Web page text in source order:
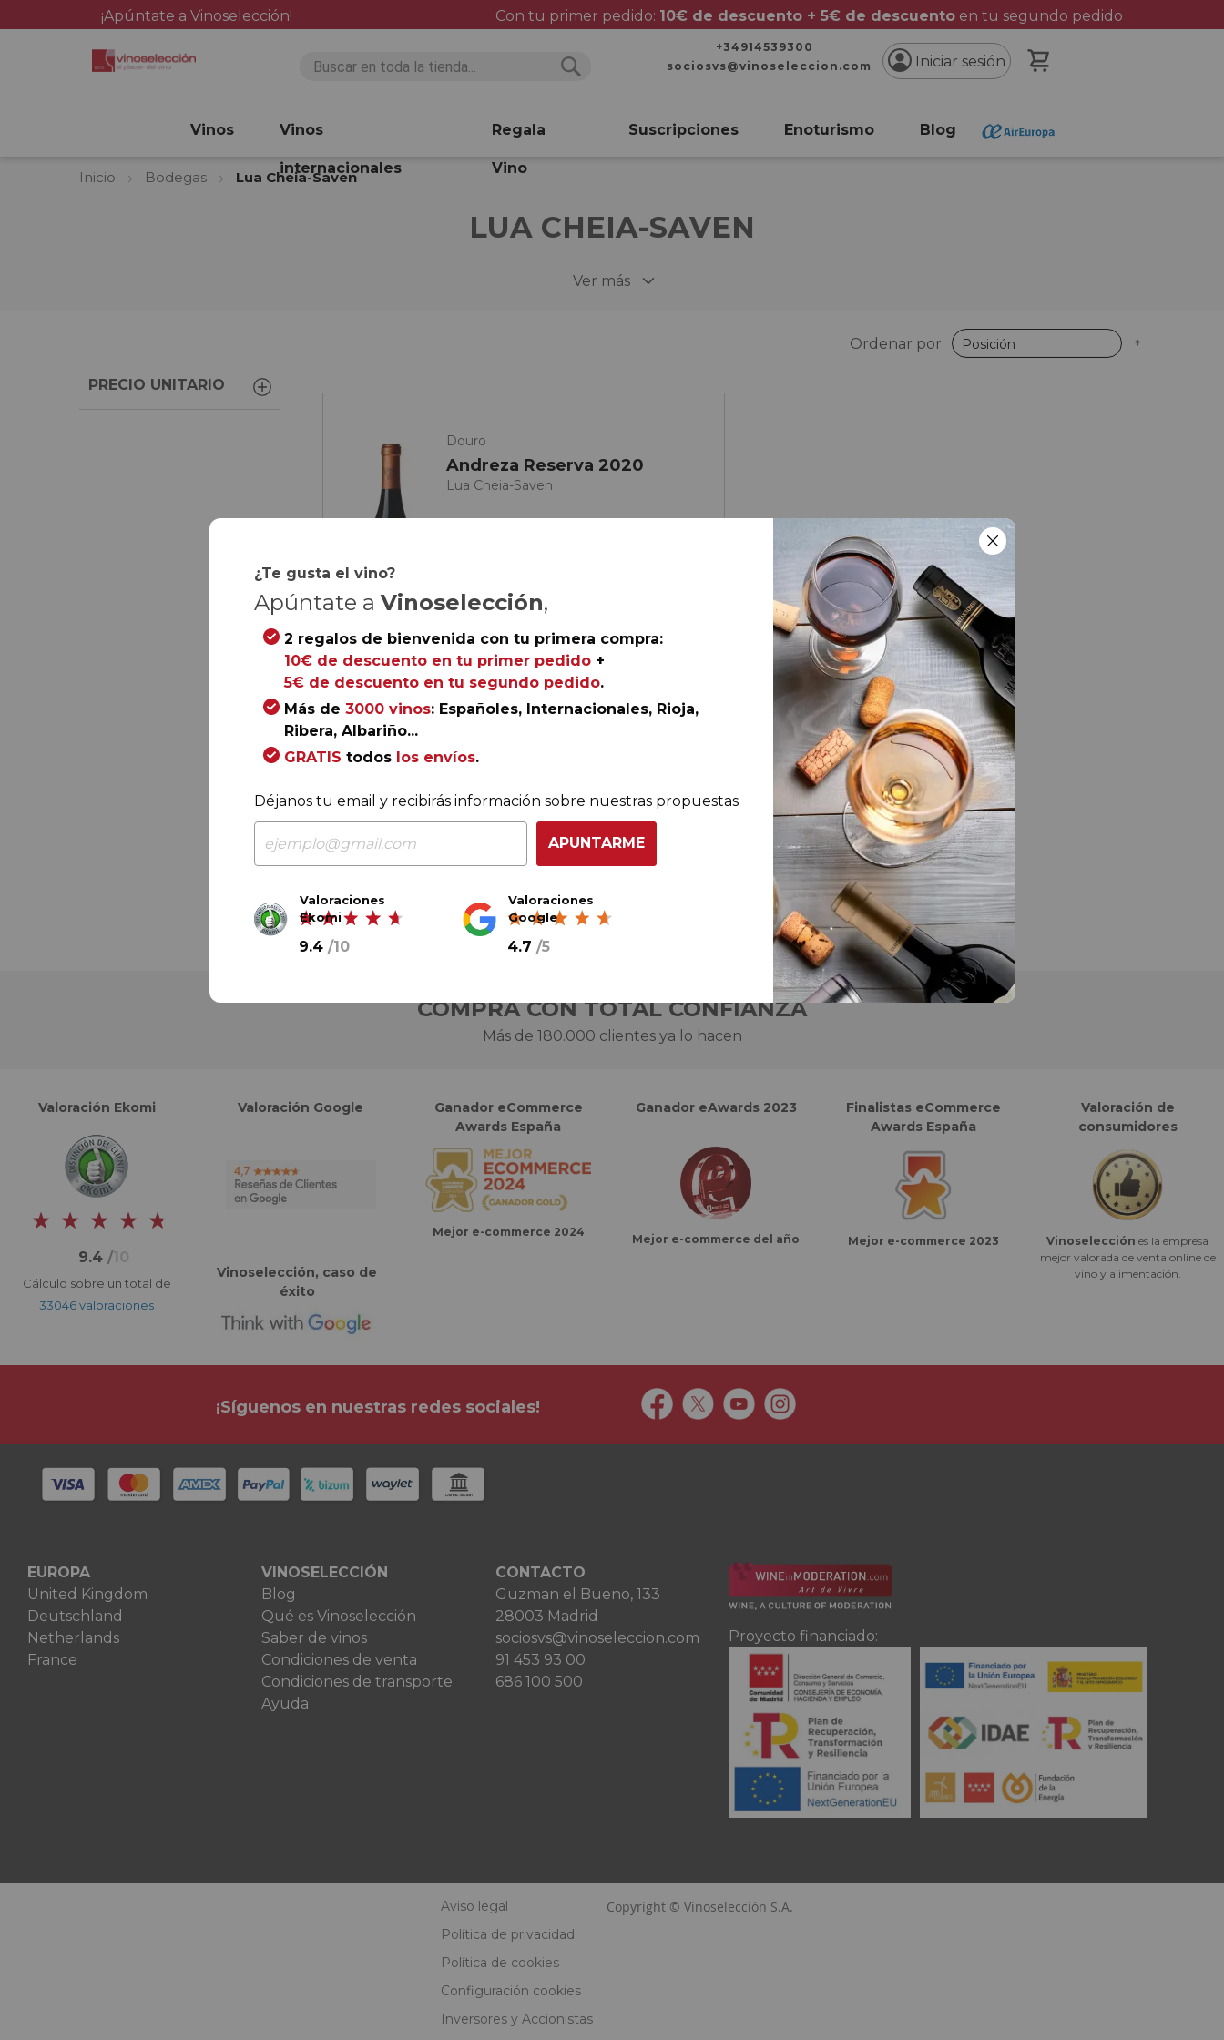
¡Apúntate a Vinoselección! Con tu primer pedido: 10€ de descuento + 5€ de descuentoen tu segundo pedido
+34914539300
sociosvs@vinoseleccion.com
Iniciar sesión
Vinos Vinos
internacionales
Regala
Vino
Suscripciones Enoturismo Blog
Inicio Bodegas Lua Cheia-Saven
LUA CHEIA-SAVEN
Ver más
Ordenar por
Douro
Andreza Reserva 2020
Lua Cheia-Saven
71,60€
AÑADIR AL CARRITO
PRECIO UNITARIO
COMPRA CON TOTAL CONFIANZA
Más de 180.000 clientes ya lo hacen
Valoración Ekomi
9.4 /10
Cálculo sobre un total de
33046 valoraciones
Valoración Google
Vinoselección, caso de
éxito
Ganador eCommerce
Awards España
Mejor e-commerce 2024
Ganador eAwards 2023
Mejor e-commerce del año
Finalistas eCommerce
Awards España
Mejor e-commerce 2023
Valoración de
consumidores
Vinoselección es la empresa
mejor valorada de venta online de
vino y alimentación.
¡Síguenos en nuestras redes sociales!
EUROPA
United Kingdom
Deutschland
Netherlands
France
VINOSELECCIÓN
Blog
Qué es Vinoselección
Saber de vinos
Condiciones de venta
Condiciones de transporte
Ayuda
CONTACTO
Guzman el Bueno, 133
28003 Madrid
sociosvs@vinoseleccion.com
91 453 93 00
686 100 500
Proyecto financiado:
Aviso legal
Política de privacidad
Política de cookies
Configuración cookies
Inversores y Accionistas
Copyright © Vinoselección S.A.
¿Te gusta el vino?
Apúntate a Vinoselección,
2 regalos de bienvenida con tu primera compra:
10€ de descuento en tu primer pedido+
5€ de descuento en tu segundo pedido.
Más de 3000 vinos: Españoles, Internacionales, Rioja,
Ribera, Albariño...
GRATIS todos los envíos.
Déjanos tu email y recibirás información sobre nuestras propuestas
APUNTARME
Valoraciones
Ekomi
9.4 /10
Valoraciones
Google
4.7 /5